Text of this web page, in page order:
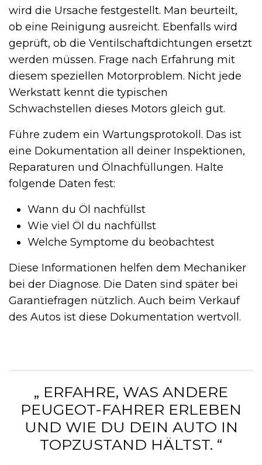
wird die Ursache festgestellt. Man beurteilt,
ob eine Reinigung ausreicht. Ebenfalls wird
geprüft, ob die Ventilschaftdichtungen ersetzt
werden müssen. Frage nach Erfahrung mit
diesem speziellen Motorproblem. Nicht jede
Werkstatt kennt die typischen
Schwachstellen dieses Motors gleich gut.
Führe zudem ein Wartungsprotokoll. Das ist
eine Dokumentation all deiner Inspektionen,
Reparaturen und Öl­nachfüllungen. Halte
folgende Daten fest:
Wann du Öl nachfüllst
Wie viel Öl du nachfüllst
Welche Symptome du beobachtest
Diese Informationen helfen dem Mechaniker
bei der Diagnose. Die Daten sind später bei
Garantie­fragen nützlich. Auch beim Verkauf
des Autos ist diese Dokumentation wertvoll.
„ ERFAHRE, WAS ANDERE
PEUGEOT-FAHRER ERLEBEN
UND WIE DU DEIN AUTO IN
TOPZUSTAND HÄLTST. “